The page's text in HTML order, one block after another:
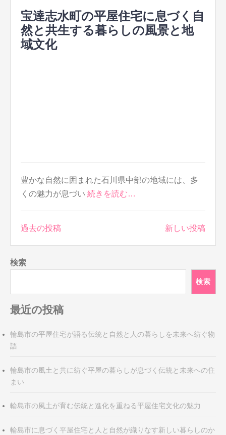
宝達志水町の平屋住宅に息づく自
然と共生する暮らしの風景と地
域文化
豊かな自然に囲まれた石川県中部の地域には、多
くの魅力が息づい 続きを読む…
投
ビ
シ
ョ
ン
過去の投稿 新しい投稿
検索
検索
最近の投稿
輪島市の平屋住宅が語る伝統と自然と人の暮らしを未来へ紡ぐ物
語
輪島市の風土と共に紡ぐ平屋の暮らしが息づく伝統と未来への住
まい
輪島市の風土が育む伝統と進化を重ねる平屋住宅文化の魅力
輪島市に息づく平屋住宅と人と自然が織りなす新しい暮らしのか